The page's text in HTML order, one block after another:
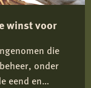
winst voor
die
onder
eend en